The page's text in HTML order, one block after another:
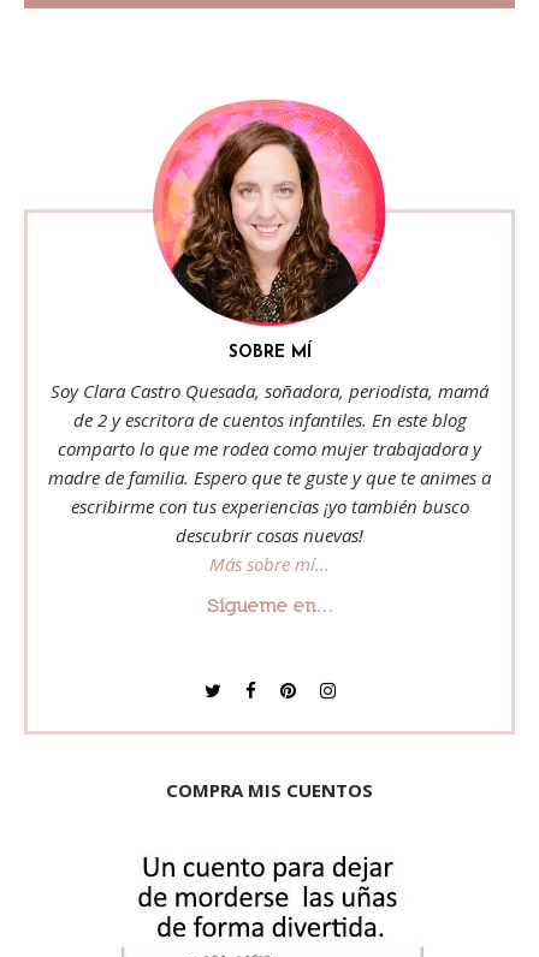
SOBRE MÍ
Soy Clara Castro Quesada, soñadora, periodista, mamá
de 2 y escritora de cuentos infantiles. En este blog
comparto lo que me rodea como mujer trabajadora y
madre de familia. Espero que te guste y que te animes a
escribirme con tus experiencias ¡yo también busco
descubrir cosas nuevas!
Más sobre mí...
Sígueme en...
COMPRA MIS CUENTOS